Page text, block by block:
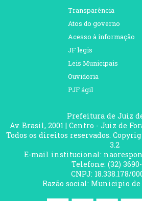
Transparência
Atos do governo
Acesso à informação
JF legis
Leis Municipais
Ouvidoria
PJF ágil
Prefeitura de Juiz
Av. Brasil, 2001 | Centro - Juiz de
Todos os direitos reservados.
3.2
E-mail institucional:
Telefone: (32)
CNPJ: 18.338.178/
Razão social: Municipio